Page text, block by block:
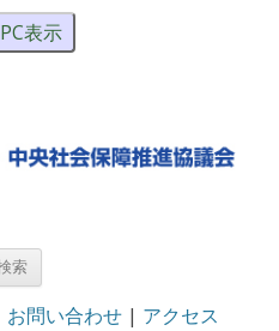
PC表示
お問い合わせ | アクセス